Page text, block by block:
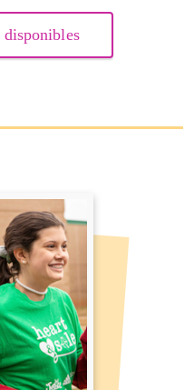
disponibles